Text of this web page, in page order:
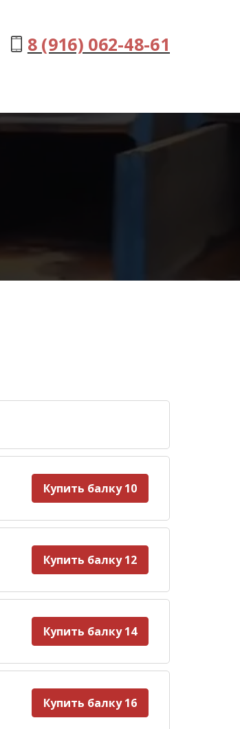
8 (916) 062-48-61
Купить балку 10
Купить балку 12
Купить балку 14
Купить балку 16